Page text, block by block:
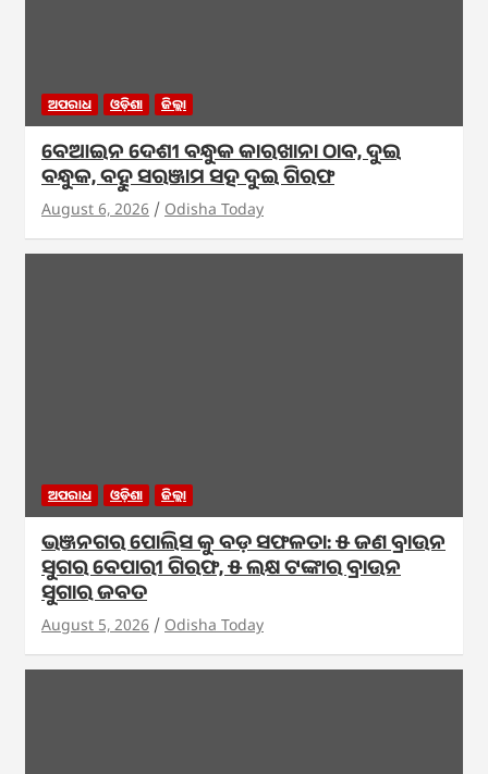
ଅପରାଧ ଓଡ଼ିଶା ଜିଲ୍ଲା
ବେଆଇନ ଦେଶୀ ବନ୍ଧୁକ କାରଖାନା ଠାବ, ଦୁଇ
ବନ୍ଧୁକ, ବହୁ ସରଞ୍ଜାମ ସହ ଦୁଇ ଗିରଫ
August 6, 2026 Odisha Today
ଅପରାଧ ଓଡ଼ିଶା ଜିଲ୍ଲା
ଭଞ୍ଜନଗର ପୋଲିସ କୁ ବଡ଼ ସଫଳତା: ୫ ଜଣ ବ୍ରାଉନ
ସୁଗର ବେପାରୀ ଗିରଫ, ୫ ଲକ୍ଷ ଟଙ୍କାର ବ୍ରାଉନ
ସୁଗାର ଜବତ
August 5, 2026 Odisha Today